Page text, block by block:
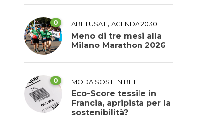
0 ABITI USATI, AGENDA 2030
Meno di tre mesi alla
Milano Marathon 2026
0 MODA SOSTENIBILE
Eco-Score tessile in
Francia, apripista per la
sostenibilità?